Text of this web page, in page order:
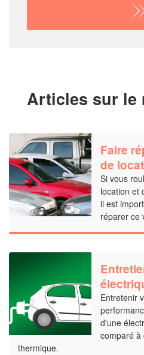
Articles sur le
Faire
de
Si vous
location et
il est
réparer ce
Entretenir
d'une
comparé à
thermique.